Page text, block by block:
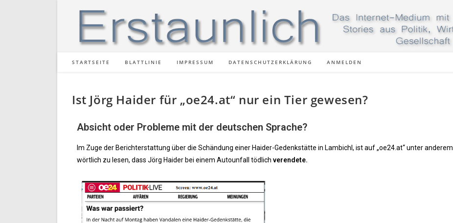
STARTSEITE BLATTLINIE IMPRESSUM DATENSCHUTZERKLÄRUNG ANMELDEN
Ist Jörg Haider für „oe24.at“ nur ein Tier gewesen?
Absicht oder Probleme mit der deutschen Sprache?
Im Zuge der Berichterstattung über die Schändung einer Haider-Gedenkstätte in Lambichl, ist auf „oe24.at“ unter anderem
wörtlich zu lesen, dass Jörg Haider bei einem Autounfall tödlich verendete.